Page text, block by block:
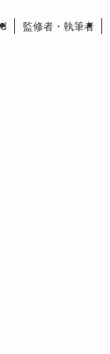
監修者・執筆者